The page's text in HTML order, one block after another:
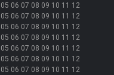
05 06 07 08 09 10 11 12
05 06 07 08 09 10 11 12
05 06 07 08 09 10 11 12
05 06 07 08 09 10 11 12
05 06 07 08 09 10 11 12
05 06 07 08 09 10 11 12
05 06 07 08 09 10 11 12